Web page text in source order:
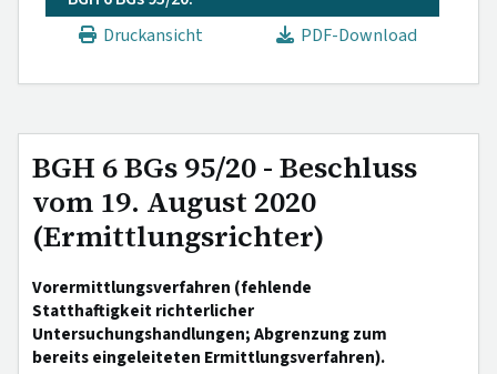
Druckansicht
PDF-Download
BGH 6 BGs 95/20 - Beschluss
vom 19. August 2020
(Ermittlungsrichter)
Vorermittlungsverfahren (fehlende
Statthaftigkeit richterlicher
Untersuchungshandlungen; Abgrenzung zum
bereits eingeleiteten Ermittlungsverfahren).